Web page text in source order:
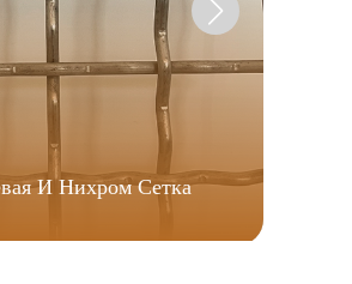
И Нихром Сетка